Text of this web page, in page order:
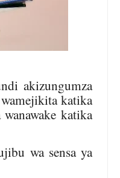
akizungumza
katika
katika
wa sensa ya